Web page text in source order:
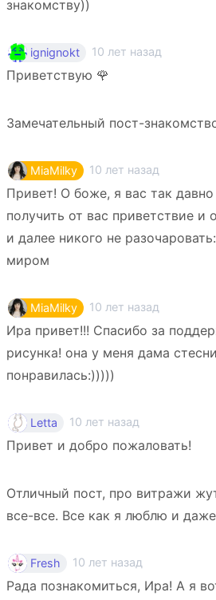
знакомству))
ignignokt 10 лет назад
Приветствую 🌹
Замечательный пост-
MiaMilky 10 лет назад
Привет! О боже, я вас так
получить от вас приветствие и
и далее никого не
миром
MiaMilky 10 лет назад
Ира привет!!! Спасибо за
рисунка! она у меня дама
понравилась:)))))
Letta 10 лет назад
Привет и добро пожаловать!
Отличный пост, про витражи
все-все. Все как я люблю и
Fresh 10 лет назад
Рада познакомиться, Ира! А я